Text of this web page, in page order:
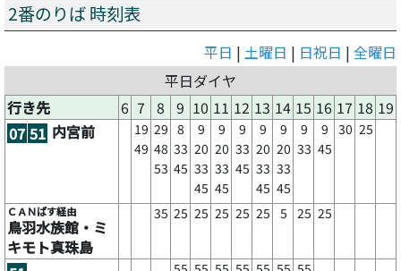
2番のりば 時刻表
平日 | 土曜日 | 日祝日 | 全曜日
平日ダイヤ
行き先
6 7 8 9 10 11 12 13 14 15 16 17 18 19
07 51 内宮前
19
49
29
48
53
8
33
45
9
20
33
45
9
20
33
45
9
33
45
9
20
33
45
9
20
33
45
9
33
9
45
30 25
ＣＡＮばす経由
鳥羽水族館・ミ
キモト真珠島
35 25 25 25 25 25 5 25 25